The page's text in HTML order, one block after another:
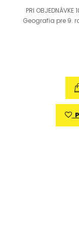
PRI OBJEDNÁVKE
Geografia pre 9.